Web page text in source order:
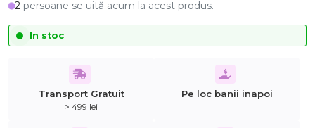
2 persoane se uită acum la acest produs.
In stoc
Transport Gratuit
> 499 lei
Pe loc banii inapoi